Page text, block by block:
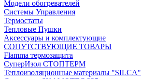
Модели обогревателей
Системы Управления
Термостаты
Тепловые Пушки
Аксессуары и комплектующие
СОПУТСТВУЮЩИЕ ТОВАРЫ
Flamma термозащита
СуперИзол СТОПТЕРМ
Теплоизоляционные материалы "SILCA"